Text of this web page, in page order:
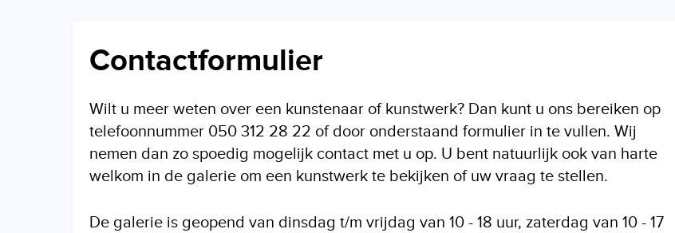
Contactformulier
Wilt u meer weten over een kunstenaar of kunstwerk? Dan kunt u ons bereiken op
telefoonnummer 050 312 28 22 of door onderstaand formulier in te vullen. Wij
nemen dan zo spoedig mogelijk contact met u op. U bent natuurlijk ook van harte
welkom in de galerie om een kunstwerk te bekijken of uw vraag te stellen.
De galerie is geopend van dinsdag t/m vrijdag van 10 - 18 uur, zaterdag van 10 - 17